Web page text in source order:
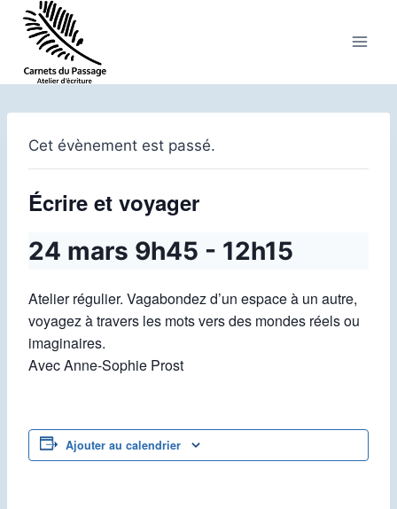
Aller
contenu
Cet évènement est passé.
Écrire et voyager
24 mars 9h45 - 12h15
Atelier régulier. Vagabondez d’un espace à un autre,
voyagez à travers les mots vers des mondes réels ou
imaginaires.
Avec Anne-Sophie Prost
Ajouter au calendrier